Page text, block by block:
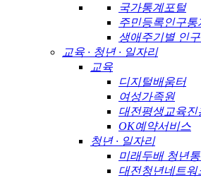
국가통계포털
주민등록인구통
생애주기별 인
교육 · 청년 · 일자리
교육
디지털배움터
여성가족원
대전평생교육진
OK예약서비스
청년 · 일자리
미래두배 청년
대전청년네트워